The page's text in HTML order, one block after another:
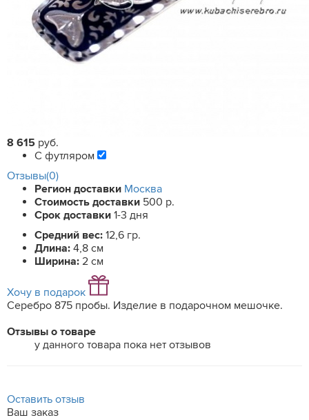
8 615 руб.
С футляром
Отзывы(0)
Регион доставки Москва
Стоимость доставки 500 р.
Срок доставки 1-3 дня
Средний вес: 12,6 гр.
Длина: 4,8 см
Ширина: 2 см
Хочу в подарок
Серебро 875 пробы. Изделие в подарочном мешочке.
Отзывы о товаре
у данного товара пока нет отзывов
Оставить отзыв
Ваш заказ